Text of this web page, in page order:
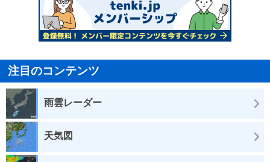
注目のコンテンツ
雨雲レーダー
天気図